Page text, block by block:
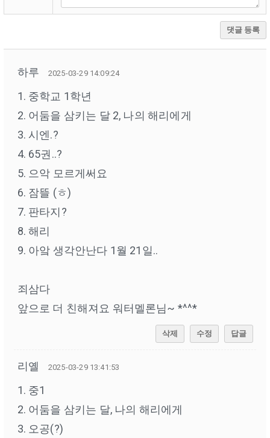
댓글 등록
하루 2025-03-29 14:09:24
1. 중학교 1학년
2. 어둠을 삼키는 달 2, 나의 해리에게
3. 시엔.?
4. 65권..?
5. 으악 모르게써요
6. 잠뜰 (ㅎ)
7. 판타지?
8. 해리
9. 아앜 생각안난다 1월 21일..
죄삼다
앞으로 더 친해져요 워터멜론님~ *^^*
삭제 수정 답글
리옐 2025-03-29 13:41:53
1. 중1
2. 어둠을 삼키는 달, 나의 해리에게
3. 오공(?)